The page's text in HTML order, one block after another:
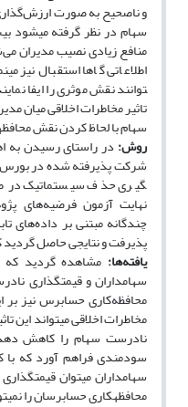
و ناصحیح به صورت
سهام در نظر گرفته می­شود
منافع زیادی نصیب مدیران
اطلاعاتی گاها استقبال نیز
توانند نقش موثری را ایفا
تاثیر مخاطرات اخلاقی میان
سهام با لحاظ کردن نقش
روش: در راستای رسیدن
شرکت پذیرفته شده در بورس
نهایت آزمون فرضیه‌های
چندگانه مبتنی بر داده‌های
پذیرفت و نتایجی حاصل
یافته‌ها: مشاهده گردید که
سهامداران و قیمت­گذاری
محافظه­‌کاری حسابرس نیز بر
مخاطرات اخلاقی می­تواند این
نادرست سهام را کاهش
سودمندی فراهم آورد که با
سهامداران می­توان
محافظه­کاری حسابرسان را